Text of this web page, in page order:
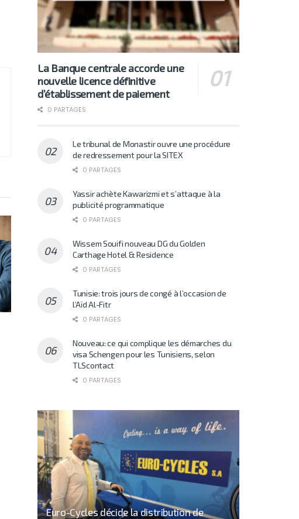
La Banque centrale accorde une
nouvelle licence définitive
d’établissement de paiement
0 PARTAGES
Le tribunal de Monastir ouvre une procédure
de redressement pour la SITEX
0 PARTAGES
Yassir achète Kawarizmi et s’attaque à la
publicité programmatique
0 PARTAGES
Wissem Souifi nouveau DG du Golden
Carthage Hotel & Residence
0 PARTAGES
Tunisie: trois jours de congé à l’occasion de
l’Aïd Al-Fitr
0 PARTAGES
Nouveau: ce qui complique les démarches du
visa Schengen pour les Tunisiens, selon
TLScontact
0 PARTAGES
Euro-Cycles décide la distribution de